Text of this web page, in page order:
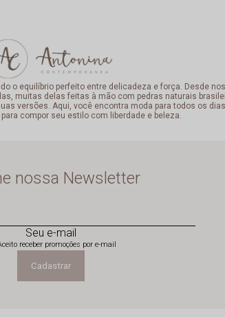
o equilíbrio perfeito entre delicadeza e força. Desde
muitas delas feitas à mão com pedras naturais
versões. Aqui, você encontra moda para todos os
compor seu estilo com liberdade e beleza.
nossa Newsletter
Seu e-mail
Cadastrar
receber promoções por e-mail